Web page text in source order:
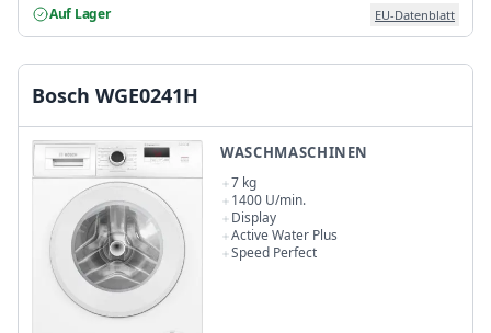
Auf Lager EU-Datenblatt
Bosch WGE0241H
WASCHMASCHINEN
7 kg
1400 U/min.
Display
Active Water Plus
Speed Perfect